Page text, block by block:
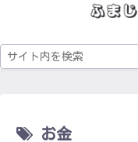
お金